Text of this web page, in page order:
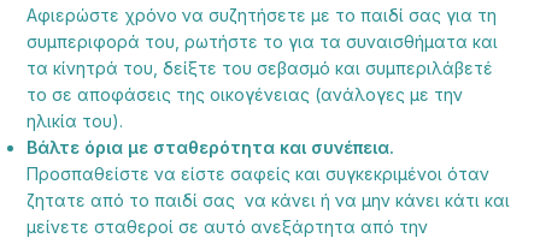
Αφιερώστε χρόνο να συζητήσετε με το παιδί σας για τη
συμπεριφορά του, ρωτήστε το για τα συναισθήματα και
τα κίνητρά του, δείξτε του σεβασμό και συμπεριλάβετέ
το σε αποφάσεις της οικογένειας (ανάλογες με την
ηλικία του).
Βάλτε όρια με σταθερότητα και συνέπεια.
Προσπαθείστε να είστε σαφείς και συγκεκριμένοι όταν
ζητατε από το παιδί σας να κάνει ή να μην κάνει κάτι και
μείνετε σταθεροί σε αυτό ανεξάρτητα από την